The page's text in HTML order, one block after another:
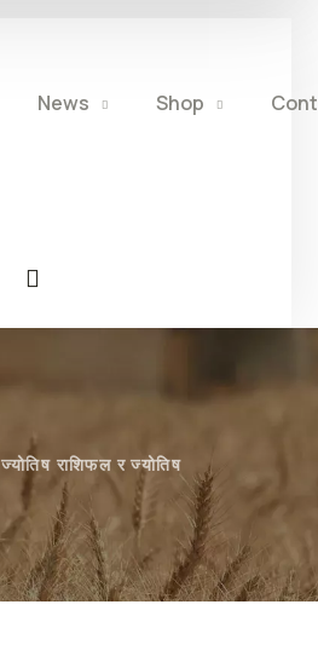
News Shop
ज्योतिष राशिफल र ज्योतिष